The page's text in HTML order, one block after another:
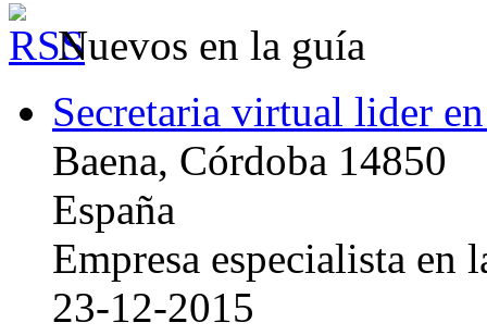
Nuevos en la guía
Secretaria virtual lider
Baena, Córdoba 14850
España
Empresa especialista en
23-12-2015